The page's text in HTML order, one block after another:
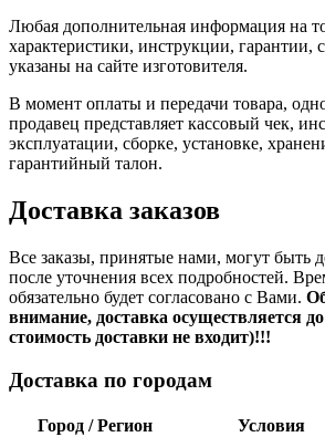
Любая дополнительная информация на
характеристики, инструкции, гарантии,
указаны на сайте изготовителя.
В момент оплаты и передачи товара,
продавец представляет кассовый чек,
эксплуатации, сборке, установке,
гарантийный талон.
Доставка заказов
Все заказы, принятые нами, могут быть
после уточнения всех подробностей.
обязательно будет согласовано с Вами.
внимание, доставка осуществляется
стоимость доставки не входит)!!!
Доставка по городам
Город / Регион Условия